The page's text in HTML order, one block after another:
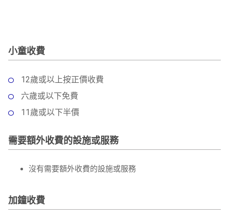
小童收費
12歲或以上按正價收費
六歲或以下免費
11歲或以下半價
需要額外收費的設施或服務
沒有需要額外收費的設施或服務
加鐘收費